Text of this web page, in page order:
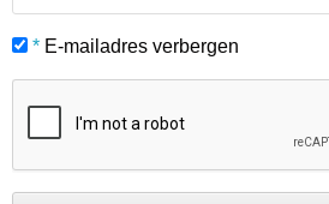
* E-mailadres verbergen